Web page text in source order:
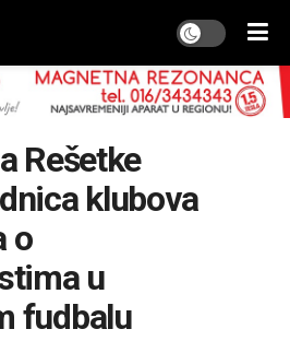
Rešetke
klubova
o
u
fudbalu